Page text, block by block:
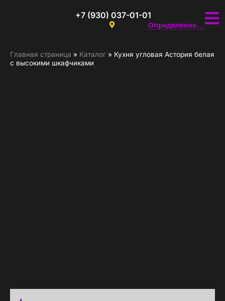
+7 (930) 037-01-01
Определение...
Главная страница » Каталог » Кухня угловая Астория белая
с высокими шкафчиками